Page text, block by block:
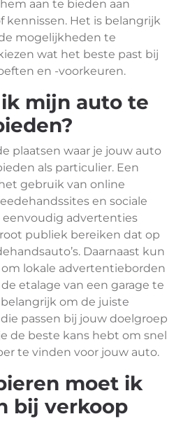
aan te bieden aan
kennissen. Het is belangrijk
mogelijkheden te
wat het beste past bij
en -voorkeuren.
mijn auto te
plaatsen waar je jouw auto
als particulier. Een
gebruik van online
en sociale
eenvoudig advertenties
publiek bereiken dat op
Daarnaast kun
lokale advertentieborden
etalage van een garage te
om de juiste
passen bij jouw doelgroep
de beste kans hebt om snel
te vinden voor jouw auto.
moet ik
bij verkoop